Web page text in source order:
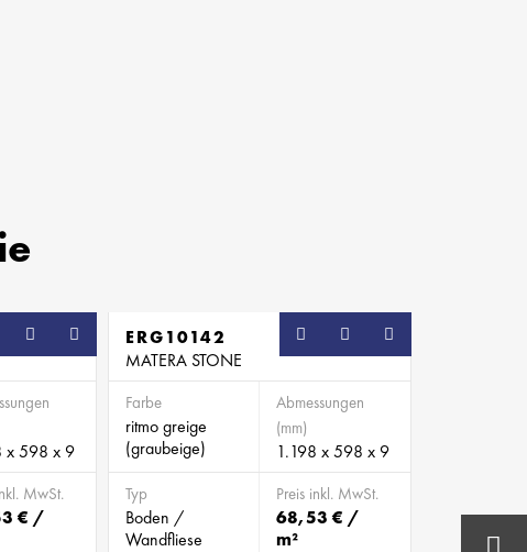
x 598 x 9
MwSt.
€ /
ERG10142
MATERA STONE
Farbe
ritmo greige
(graubeige)
Abmessungen
(mm)
1.198 x 598 x 9
Typ
Boden /
Wandfliese
Preis inkl. MwSt.
68,53 € /
m²